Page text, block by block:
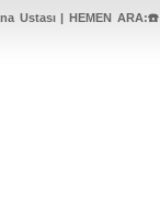
Ustası | HEMEN